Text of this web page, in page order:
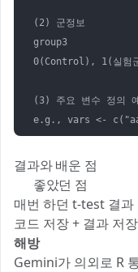
(2) 군정보
group3
0(Control), 1(실험
(3) 주요 변수 정의 예
e.g., vars <-
결과와 배운 점
✅ 좋았던 점
매번 하던 t-test 결
코드 저장 + 결과 저
해방
Gemini가 의외로 R